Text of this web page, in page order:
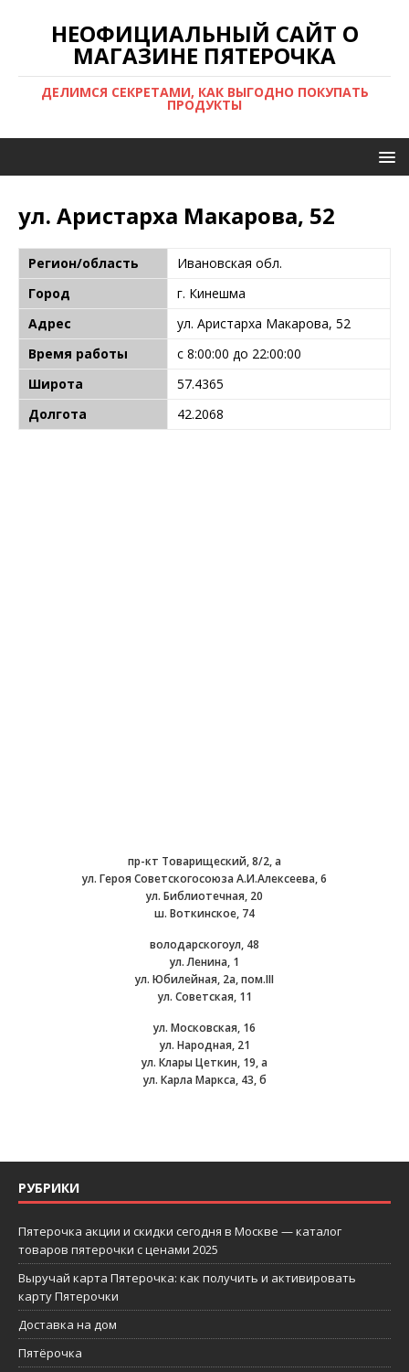
НЕОФИЦИАЛЬНЫЙ САЙТ О
МАГАЗИНЕ ПЯТЕРОЧКА
ДЕЛИМСЯ СЕКРЕТАМИ, КАК ВЫГОДНО ПОКУПАТЬ
ПРОДУКТЫ
ул. Аристарха Макарова, 52
Регион/область
Ивановская обл.
Город
г. Кинешма
Адрес
ул. Аристарха Макарова, 52
Время работы
с 8:00:00 до 22:00:00
Широта
57.4365
Долгота
42.2068
пр-кт Товарищеский, 8/2, а
ул. Героя Советскогосоюза А.И.Алексеева, 6
ул. Библиотечная, 20
ш. Воткинское, 74
володарскогоул, 48
ул. Ленина, 1
ул. Юбилейная, 2а, пом.III
ул. Советская, 11
ул. Московская, 16
ул. Народная, 21
ул. Клары Цеткин, 19, а
ул. Карла Маркса, 43, б
РУБРИКИ
Пятерочка акции и скидки сегодня в Москве — каталог
товаров пятерочки с ценами 2025
Выручай карта Пятерочка: как получить и активировать
карту Пятерочки
Доставка на дом
Пятёрочка